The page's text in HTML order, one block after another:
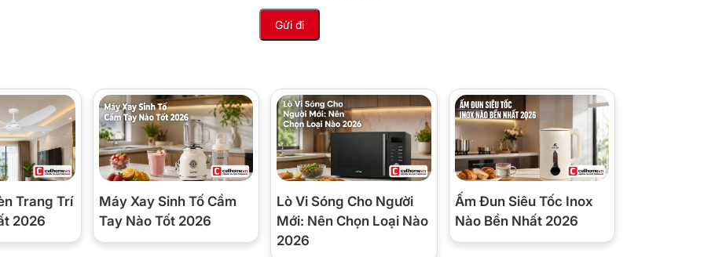
Trang Trí
2026
Máy Xay Sinh Tố Cầm
Tay Nào Tốt 2026
Lò Vi Sóng Cho Người
Mới: Nên Chọn Loại Nào
2026
Ấm Đun Siêu Tốc Inox
Nào Bền Nhất 2026